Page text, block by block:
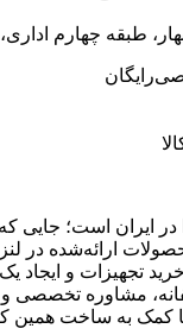
طبقه چهارم اداری،
ایران است؛ جایی
ارائه‌شده در
تجهیزات و ایجاد
مشاوره تخصصی و
کمک به ساخت همین